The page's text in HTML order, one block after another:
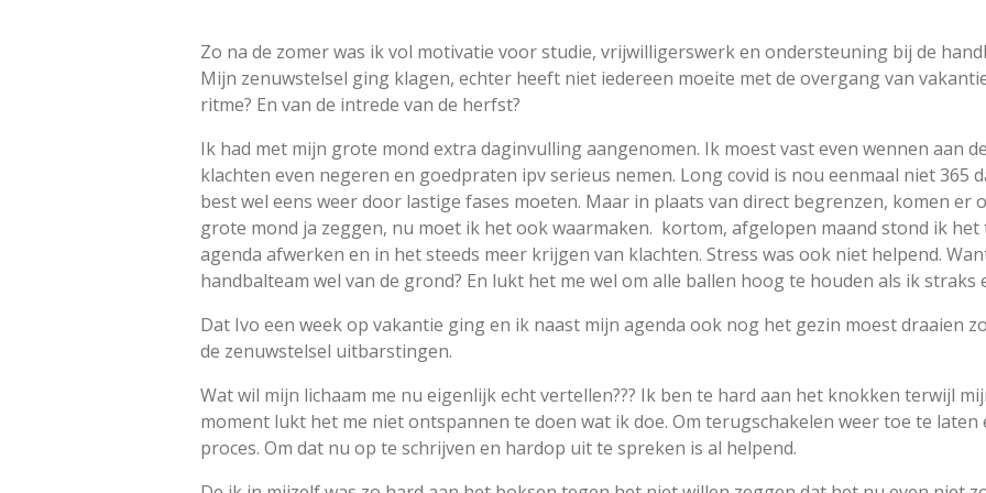
Zo na de zomer was ik vol motivatie voor studie, vrijwilligerswerk en ondersteuning bij de
Mijn zenuwstelsel ging klagen, echter heeft niet iedereen moeite met de overgang van
ritme? En van de intrede van de herfst?
Ik had met mijn grote mond extra daginvulling aangenomen. Ik moest vast even wennen aan
klachten even negeren en goedpraten ipv serieus nemen. Long covid is nou eenmaal niet 365
best wel eens weer door lastige fases moeten. Maar in plaats van direct begrenzen, komen
grote mond ja zeggen, nu moet ik het ook waarmaken. kortom, afgelopen maand stond ik
agenda afwerken en in het steeds meer krijgen van klachten. Stress was ook niet helpend.
handbalteam wel van de grond? En lukt het me wel om alle ballen hoog te houden als ik straks
Dat Ivo een week op vakantie ging en ik naast mijn agenda ook nog het gezin moest draaien
de zenuwstelsel uitbarstingen.
Wat wil mijn lichaam me nu eigenlijk echt vertellen??? Ik ben te hard aan het knokken terwijl
moment lukt het me niet ontspannen te doen wat ik doe. Om terugschakelen weer toe te laten
proces. Om dat nu op te schrijven en hardop uit te spreken is al helpend.